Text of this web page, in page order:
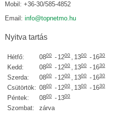
Mobil: +36-30/585-4852
Email: info@topnetmo.hu
Nyitva tartás
Hétfő: 0800 - 1200 , 1300 - 1630
Kedd: 0800 - 1200 , 1300 - 1630
Szerda: 0800 - 1200 , 1300 - 1630
Csütörtök: 0800 - 1200 , 1300 - 1630
Péntek: 0800 - 1300
Szombat:
zárva